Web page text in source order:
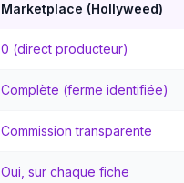
Marketplace (Hollyweed)
0 (direct producteur)
Complète (ferme identifiée)
Commission transparente
Oui, sur chaque fiche